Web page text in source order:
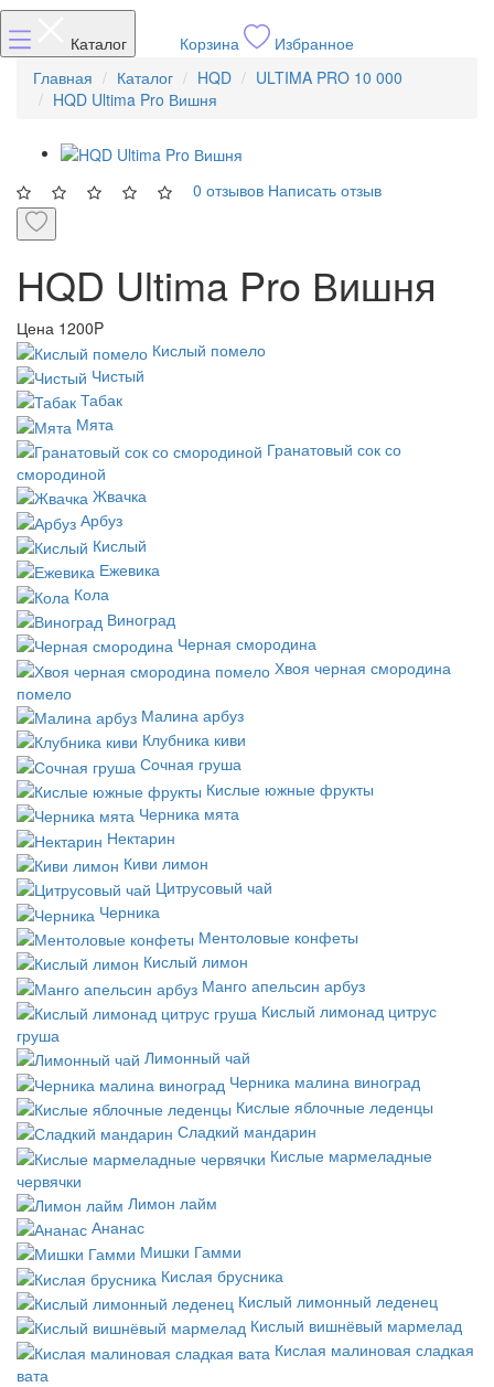
Каталог Корзина
Избранное
Главная
Каталог HQD
ULTIMA PRO 10 000
HQD Ultima Pro Вишня
0 отзывов Написать отзыв
HQD Ultima Pro Вишня
Цена 1200P
Кислый помело
Чистый
Табак
Мята
Гранатовый сок со
смородиной
Жвачка
Арбуз
Кислый
Ежевика
Кола
Виноград
Черная смородина
Хвоя черная смородина
помело
Малина арбуз
Клубника киви
Сочная груша
Кислые южные фрукты
Черника мята
Нектарин
Киви лимон
Цитрусовый чай
Черника
Ментоловые конфеты
Кислый лимон
Манго апельсин арбуз
Кислый лимонад цитрус
груша
Лимонный чай
Черника малина виноград
Кислые яблочные леденцы
Сладкий мандарин
Кислые мармеладные
червячки
Лимон лайм
Ананас
Мишки Гамми
Кислая брусника
Кислый лимонный леденец
Кислый вишнёвый мармелад
Кислая малиновая сладкая
вата